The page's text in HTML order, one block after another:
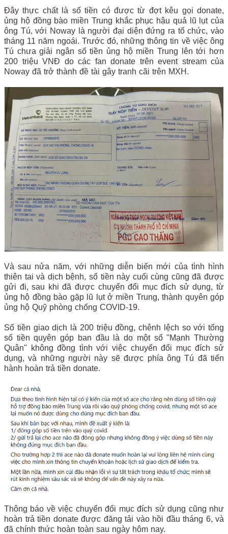
Đây thực chất là số tiền có được từ đợt kêu gọi donate,
ủng hộ đồng bào miền Trung khắc phục hậu quả lũ lụt của
ông Tú, với Noway là người đại diện đứng ra tổ chức, vào
tháng 11 năm ngoái. Trước đó, những thông tin về việc ông
Tú chưa giải ngân số tiền ủng hộ miền Trung lên tới hơn
200 triệu VNĐ do các fan donate trên event stream của
Noway đã trở thành đề tài gây tranh cãi trên MXH.
Và sau nửa năm, với những diễn biến mới của tình hình
thiên tai và dịch bệnh, số tiền này cuối cùng cũng đã được
gửi đi, sau khi đã được chuyển đổi mục đích sử dụng, từ
ủng hộ đồng bào gặp lũ lụt ở miền Trung, thành quyên góp
ủng hộ Quỹ phòng chống COVID-19.
Số tiền giao dịch là 200 triệu đồng, chênh lệch so với tổng
số tiền quyên góp ban đầu là do một số "Mạnh Thường
Quân" không đồng tình với việc chuyển đổi mục đích sử
dụng, và những người này sẽ được phía ông Tú đã tiến
hành hoàn trả tiền donate.
Thông báo về việc chuyển đổi mục đích sử dụng cũng như
hoàn trả tiền donate được đăng tải vào hồi đầu tháng 6, và
đã chính thức hoàn toàn sau ngày hôm nay.